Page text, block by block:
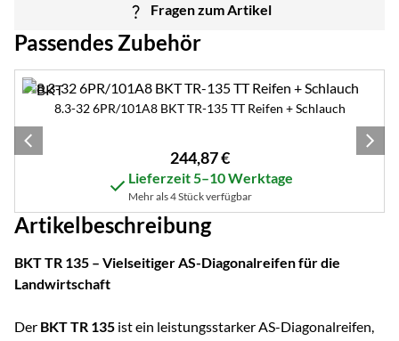
Fragen zum Artikel
Passendes Zubehör
Zubehör überspringen
8.3-32 6PR/101A8 BKT TR-135 TT Reifen + Schlauch
244,87€
Lieferzeit 5–10 Werktage
Mehr als 4 Stück verfügbar
Artikelbeschreibung
BKT TR 135 – Vielseitiger AS-Diagonalreifen für die
Landwirtschaft
Der BKT TR 135 ist ein leistungsstarker AS-Diagonalreifen,